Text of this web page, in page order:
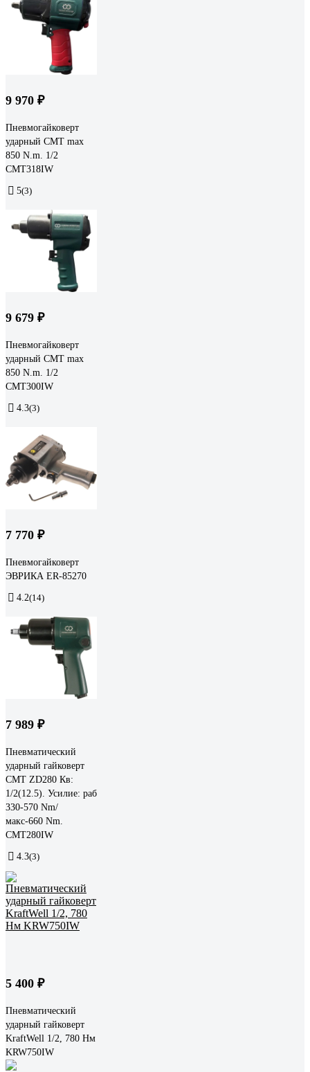
9 970 ₽
Пневмогайковерт
ударный СМТ max
850 N.m. 1/2
CMT318IW
5(3)
9 679 ₽
Пневмогайковерт
ударный СМТ max
850 N.m. 1/2
CMT300IW
4.3(3)
7 770 ₽
Пневмогайковерт
ЭВРИКА ER-85270
4.2(14)
7 989 ₽
Пневматический
ударный гайковерт
СМТ ZD280 Кв:
1/2(12.5). Усилие: раб
330-570 Nm/
макс-660 Nm.
CMT280IW
4.3(3)
5 400 ₽
Пневматический
ударный гайковерт
KraftWell 1/2, 780 Нм
KRW750IW